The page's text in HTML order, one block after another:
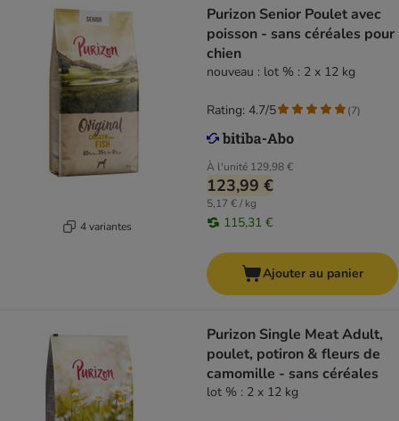
4 variantes
Purizon Senior Poulet avec
poisson - sans céréales pour
chien
nouveau : lot % : 2 x 12 kg
À l'unité 129,98 €
123,99 €
5,17 € / kg
115,31 €
Rating: 4.7/5 (7)
Ajouter au panier
Purizon Single Meat Adult,
poulet, potiron & fleurs de
camomille - sans céréales
lot % : 2 x 12 kg